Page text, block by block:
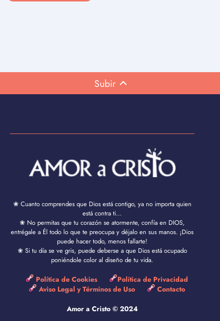
Subir
❀ Cuanto comprendes que Dios está contigo, ya no importa quien
está contra ti...
❀ No permitas que tu corazón se atormente, confía en DIOS,
entrégale a Él todo lo que te preocupa y déjalo en sus manos. ¡Dios
puede hacer todo, menos fallarte!
❀ Si tu día se ve gris, puede deberse a que Dios está ocupado
poniéndole color al diseño de tu vida.
Política de Cookies
Política de Privacidad
Aviso Legal y Términos de Uso
Contacto
Amor a Cristo © 2024